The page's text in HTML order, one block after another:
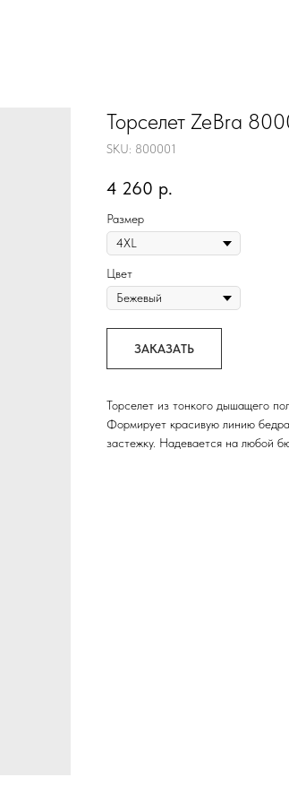
Торселет ZeBra
SKU: 800001
4 260 р.
Размер
Цвет
ЗАКАЗАТЬ
Торселет из тонкого дышащего
Формирует красивую линию
застежку. Надевается на любой